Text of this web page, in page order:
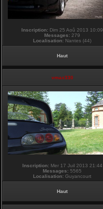
Inscription: Dim 25 Aoû 2013 10:09
Messages: 279
Localisation: Nantes (44)
Haut
vmax330
Inscription:Mer 17 Juil 2013 21:44
Messages: 5565
Localisation: Guyancourt
Haut